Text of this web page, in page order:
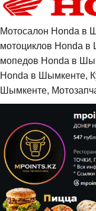
Мотосалон Honda в
мотоциклов Honda
мопедов Honda в
Honda в Шымкенте,
Шымкенте,